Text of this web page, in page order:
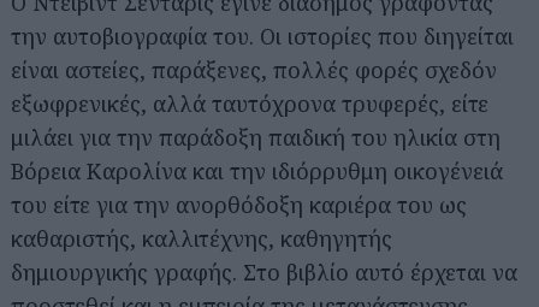
την αυτοβιογραφία του. Οι ιστορίες που διηγείται
είναι αστείες, παράξενες, πολλές φορές σχεδόν
εξωφρενικές, αλλά ταυτόχρονα τρυφερές, είτε
μιλάει για την παράδοξη παιδική του ηλικία στη
Βόρεια Καρολίνα και την ιδιόρρυθμη οικογένειά
του είτε για την ανορθόδοξη καριέρα του ως
καθαριστής, καλλιτέχνης, καθηγητής
δημιουργικής γραφής. Στο βιβλίο αυτό έρχεται να